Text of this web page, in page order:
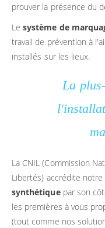
prouver la présence du
Lesystème de
travail de prévention à
installés sur les lieux.
La
La CNIL (Commission
Libertés) accrédite notre
synthétiquepar son
les premières à vous
(tout comme nos